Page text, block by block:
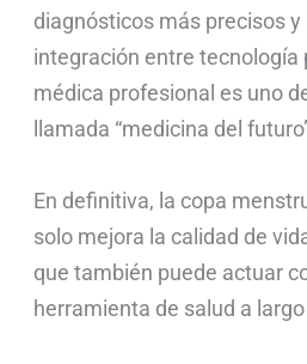
diagnósticos más precisos y
integración entre tecnología
médica profesional es uno
llamada “medicina del
En definitiva, la copa
solo mejora la calidad de
que también puede actuar
herramienta de salud a